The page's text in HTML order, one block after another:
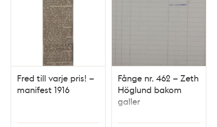
Fred till varje pris! –
manifest 1916
Fånge nr. 462 – Zeth
Höglund bakom
galler